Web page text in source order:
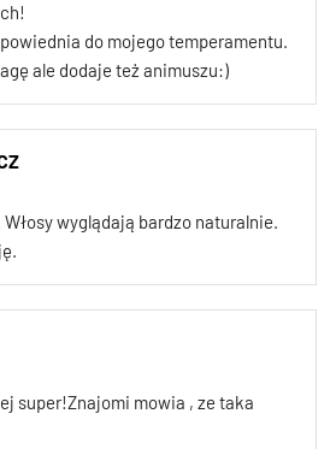
do mojego temperamentu.
ale dodaje też animuszu:)
wyglądają bardzo naturalnie.
super!Znajomi mowia , ze taka